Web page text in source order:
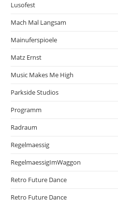
Lusofest
Mach Mal Langsam
Mainuferspioele
Matz Ernst
Music Makes Me High
Parkside Studios
Programm
Radraum
Regelmaessig
RegelmaessigImWaggon
Retro Future Dance
Retro Future Dance